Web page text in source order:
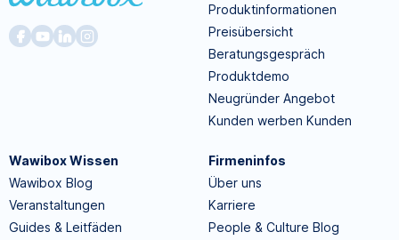
Produktinformationen
Preisübersicht
Beratungsgespräch
Produktdemo
Neugründer Angebot
Kunden werben Kunden
Wawibox Wissen
Wawibox Blog
Veranstaltungen
Guides & Leitfäden
Firmeninfos
Über uns
Karriere
People & Culture Blog